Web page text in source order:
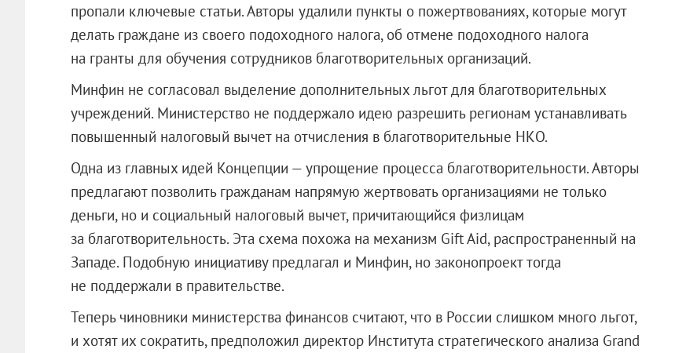
пропали ключевые статьи. Авторы удалили пункты о пожертвованиях, которые могут
делать граждане из своего подоходного налога, об отмене подоходного налога
на гранты для обучения сотрудников благотворительных организаций.
Минфин не согласовал выделение дополнительных льгот для благотворительных
учреждений. Министерство не поддержало идею разрешить регионам устанавливать
повышенный налоговый вычет на отчисления в благотворительные НКО.
Одна из главных идей Концепции — упрощение процесса благотворительности. Авторы
предлагают позволить гражданам напрямую жертвовать организациями не только
деньги, но и социальный налоговый вычет, причитающийся физлицам
за благотворительность. Эта схема похожа на механизм Gift Aid, распространенный на
Западе. Подобную инициативу предлагал и Минфин, но законопроект тогда
не поддержали в правительстве.
Теперь чиновники министерства финансов считают, что в России слишком много льгот,
и хотят их сократить, предположил директор Института стратегического анализа Grand